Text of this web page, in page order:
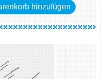
hinzufügen